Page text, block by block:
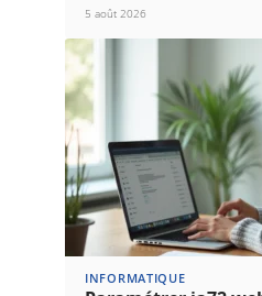
5 août 2026
INFORMATIQUE